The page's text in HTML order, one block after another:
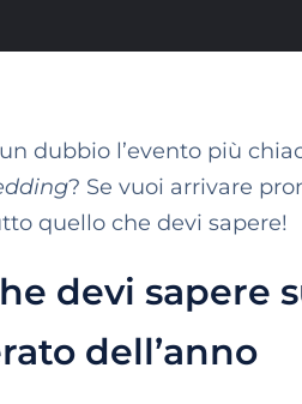
dubbio l’evento più
? Se vuoi arrivare
quello che devi sapere!
devi sapere
dell’anno